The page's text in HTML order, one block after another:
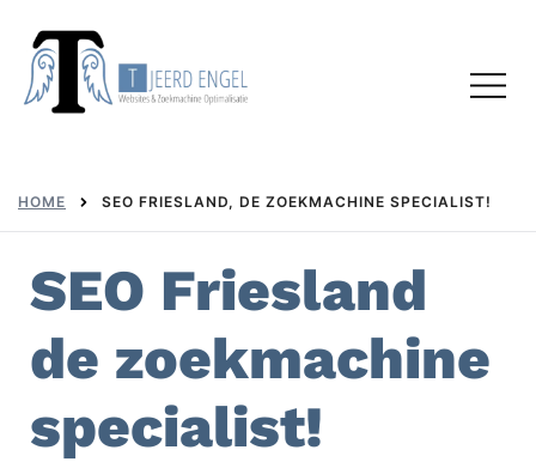
content
menu
HOME SEO FRIESLAND, DE ZOEKMACHINE SPECIALIST!
SEO Friesland
de zoekmachine
specialist!